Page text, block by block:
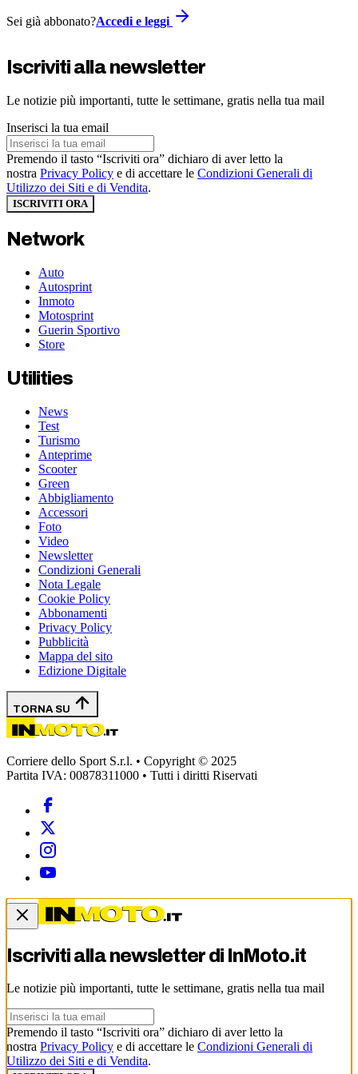
Sei già abbonato?Accedi e leggi
Iscriviti alla newsletter
Le notizie più importanti, tutte le settimane, gratis nella tua mail
Inserisci la tua email
Premendo il tasto “Iscriviti ora” dichiaro di aver letto la
nostra Privacy Policy e di accettare le Condizioni Generali di
Utilizzo dei Siti e di Vendita.
ISCRIVITI ORA
Network
Auto
Autosprint
Inmoto
Motosprint
Guerin Sportivo
Store
Utilities
News
Test
Turismo
Anteprime
Scooter
Green
Abbigliamento
Accessori
Foto
Video
Newsletter
Condizioni Generali
Nota Legale
Cookie Policy
Abbonamenti
Privacy Policy
Pubblicità
Mappa del sito
Edizione Digitale
TORNA SU
Corriere dello Sport S.r.l. • Copyright © 2025
Partita IVA: 00878311000 • Tutti i diritti Riservati
Iscriviti alla newsletter di InMoto.it
Le notizie più importanti, tutte le settimane, gratis nella tua mail
Premendo il tasto “Iscriviti ora” dichiaro di aver letto la
nostra Privacy Policy e di accettare le Condizioni Generali di
Utilizzo dei Siti e di Vendita.